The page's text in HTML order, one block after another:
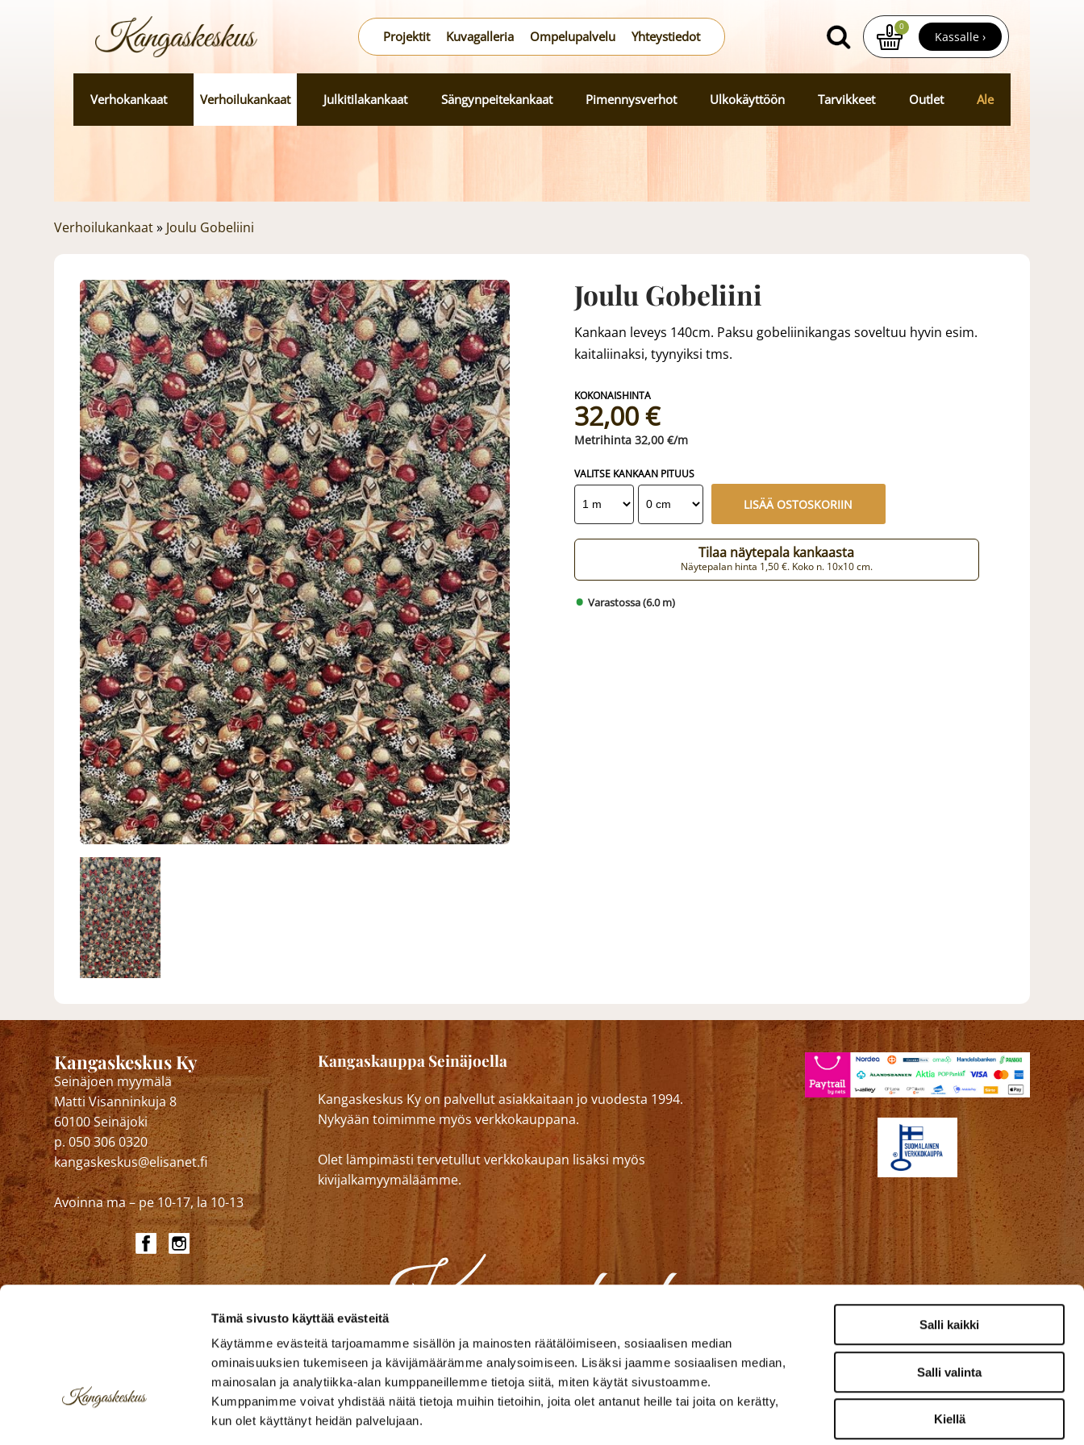
Tämä sivusto käyttää evästeitä
Käytämme evästeitä tarjoamamme sisällön ja mainosten räätälöimiseen, sosiaalisen median
ominaisuuksien tukemiseen ja kävijämäärämme analysoimiseen. Lisäksi jaamme sosiaalisen median,
mainosalan ja analytiikka-alan kumppaneillemme tietoja siitä, miten käytät sivustoamme.
Kumppanimme voivat yhdistää näitä tietoja muihin tietoihin, joita olet antanut heille tai joita on kerätty,
kun olet käyttänyt heidän palvelujaan.
Salli kaikki
Salli valinta
Kiellä
Projektit Kuvagalleria Ompelupalvelu Yhteystiedot
0
Kassalle ›
Verhokankaat Verhoilukankaat Julkitilakankaat Sängynpeitekankaat Pimennysverhot Ulkokäyttöön Tarvikkeet Outlet Ale
Verhoilukankaat» Joulu Gobeliini
Joulu Gobeliini
Kankaan leveys 140cm. Paksu gobeliinikangas soveltuu hyvin esim.
kaitaliinaksi, tyynyiksi tms.
32,00 €
32,00 €/m
VALITSE KANKAAN PITUUS
LISÄÄ OSTOSKORIIN
Tilaa näytepala kankaasta
Näytepalan hinta 1,50 €. Koko n. 10x10 cm.
Varastossa (6.0 m)
Kangaskeskus Ky
Seinäjoen myymälä
Matti Visanninkuja 8
60100 Seinäjoki
p. 050 306 0320
kangaskeskus@elisanet.fi
Avoinna ma – pe 10-17, la 10-13
Kangaskauppa Seinäjoella
Kangaskeskus Ky on palvellut asiakkaitaan jo vuodesta 1994.
Nykyään toimimme myös verkkokauppana.
Olet lämpimästi tervetullut verkkokaupan lisäksi myös
kivijalkamyymäläämme.
Verhoilukankaat Julkitilakankaat Outlet